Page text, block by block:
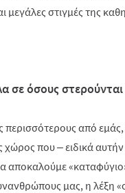
μεγάλες στιγμές της
σε όσους στερούνται
περισσότερους από
που – ειδικά
αποκαλούμε
μας, η λέξη